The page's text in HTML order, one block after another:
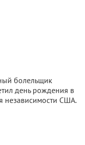
болельщик
день рождения в
независимости США.